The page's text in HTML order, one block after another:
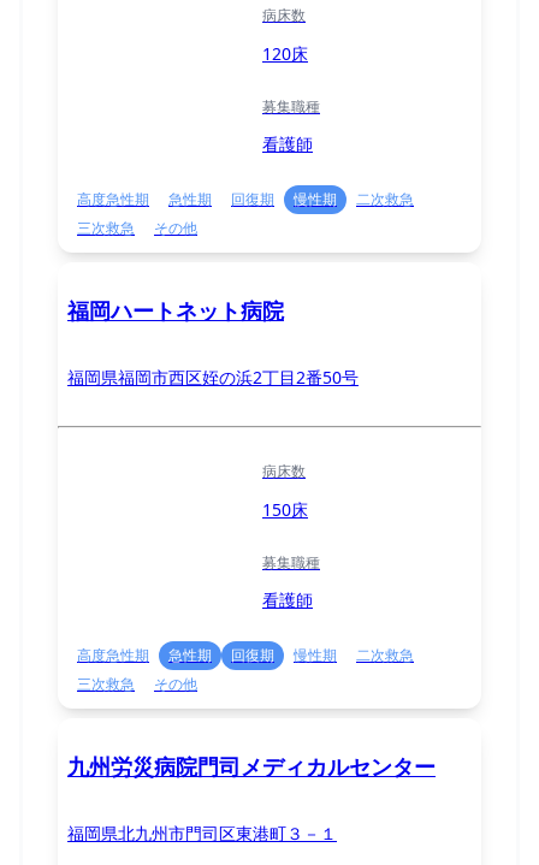
病床数
120床
募集職種
看護師
高度急性期 急性期 回復期 慢性期
二次救急
三次救急
その他
福岡ハートネット病院
福岡県福岡市西区姪の浜2丁目2番50号
病床数
150床
募集職種
看護師
高度急性期 急性期 回復期 慢性期
二次救急
三次救急
その他
九州労災病院門司メディカルセンター
福岡県北九州市門司区東港町３－１